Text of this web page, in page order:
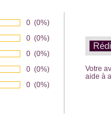
Nombre de votes :
0 Pourcentage des
(0%)
Nombre de votes :
0 Pourcentage des
(0%)
Nombre de votes :
0 Pourcentage des
(0%)
Nombre de votes :
0 Pourcentage des
(0%)
Nombre de votes :
0 Pourcentage des
(0%)
Votre
aide à